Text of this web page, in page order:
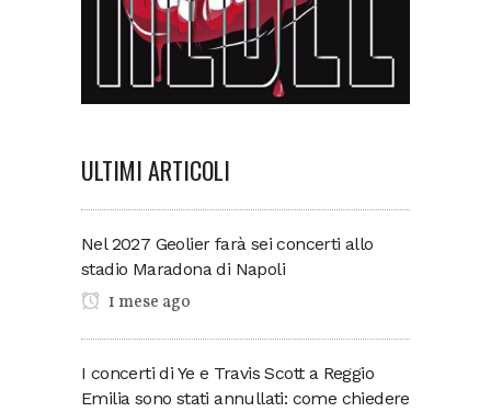
ULTIMI ARTICOLI
Nel 2027 Geolier farà sei concerti allo
stadio Maradona di Napoli
1 mese ago
I concerti di Ye e Travis Scott a Reggio
Emilia sono stati annullati: come chiedere